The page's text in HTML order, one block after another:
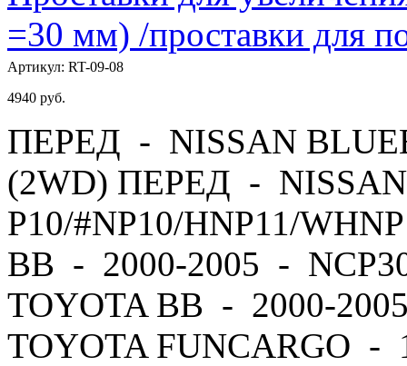
=30 мм) /проставки для
Артикул: RT-09-08
4940 руб.
ПЕРЕД - NISSAN
(2WD) ПЕРЕД -
P10/#NP10/HNP11/
BB - 2000-2005 -
TOYOTA BB - 2000-
TOYOTA FUNCARGO -